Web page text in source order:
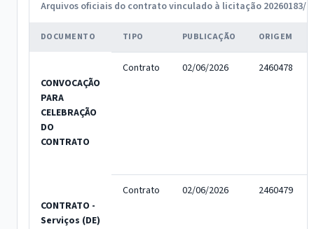
Arquivos oficiais do contrato vinculado à licitação 20260183/
DOCUMENTO TIPO PUBLICAÇÃO ORIGEM
CONVOCAÇÃO
PARA
CELEBRAÇÃO
DO
CONTRATO
Contrato 02/06/2026 2460478
CONTRATO -
Serviços (DE)
Contrato 02/06/2026 2460479